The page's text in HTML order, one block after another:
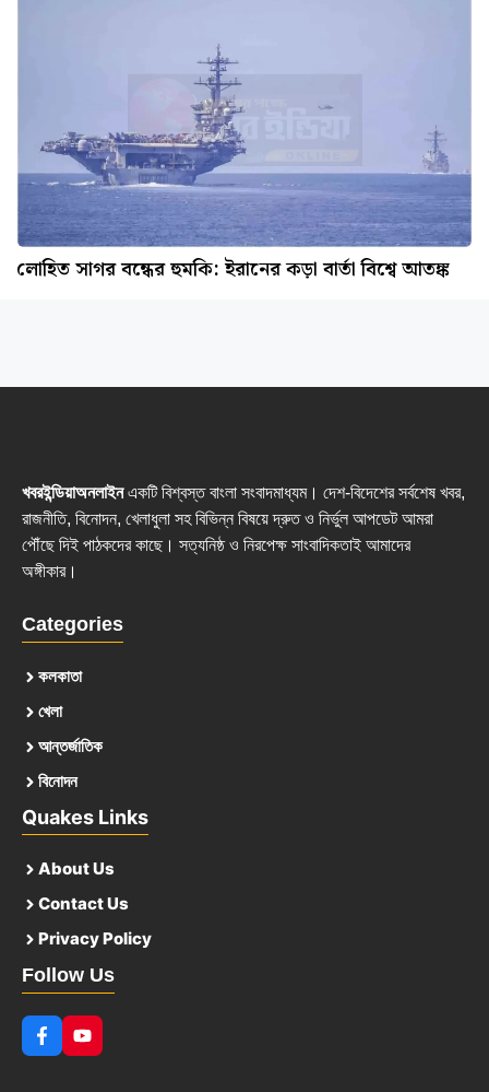
লোহিত সাগর বন্ধের হুমকি: ইরানের কড়া বার্তা বিশ্বে আতঙ্ক
খবরইন্ডিয়াঅনলাইনএকটি বিশ্বস্ত বাংলা সংবাদমাধ্যম। দেশ-বিদেশের সর্বশেষ খবর,
রাজনীতি, বিনোদন, খেলাধুলা সহ বিভিন্ন বিষয়ে দ্রুত ও নির্ভুল আপডেট আমরা
পৌঁছে দিই পাঠকদের কাছে। সত্যনিষ্ঠ ও নিরপেক্ষ সাংবাদিকতাই আমাদের
অঙ্গীকার।
Categories
কলকাতা
খেলা
আন্তর্জাতিক
বিনোদন
Quakes Links
About Us
Contact Us
Privacy Policy
Follow Us